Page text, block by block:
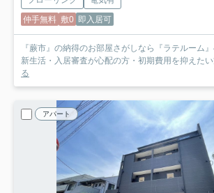
仲手無料 敷0 即入居可
『蕨市』の納得のお部屋さがしなら『ラテルーム
新生活・入居審査が心配の方・初期費用を抑えた
る
アパート